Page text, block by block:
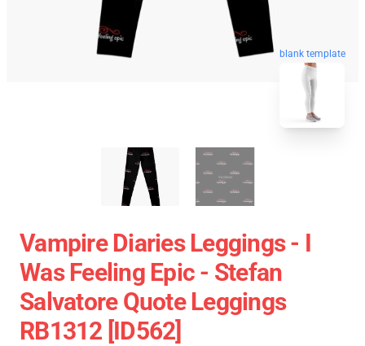
blank template
Vampire Diaries Leggings - I
Was Feeling Epic - Stefan
Salvatore Quote Leggings
RB1312 [ID562]